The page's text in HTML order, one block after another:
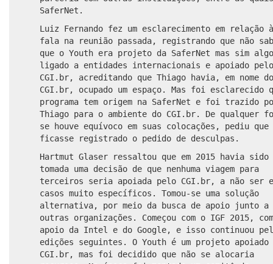
SaferNet.
Luiz Fernando fez um esclarecimento em relação
fala na reunião passada, registrando que não
que o Youth era projeto da SaferNet mas sim algo
ligado a entidades internacionais e apoiado pelo
CGI.br, acreditando que Thiago havia, em nome do
CGI.br, ocupado um espaço. Mas foi esclarecido
programa tem origem na SaferNet e foi trazido
Thiago para o ambiente do CGI.br. De qualquer
se houve equívoco em suas colocações, pediu que
ficasse registrado o pedido de desculpas.
Hartmut Glaser ressaltou que em 2015 havia sido
tomada uma decisão de que nenhuma viagem para
terceiros seria apoiada pelo CGI.br, a não ser
casos muito específicos. Tomou-se uma solução
alternativa, por meio da busca de apoio junto a
outras organizações. Começou com o IGF 2015, com
apoio da Intel e do Google, e isso continuou
edições seguintes. O Youth é um projeto apoiado
CGI.br, mas foi decidido que não se alocaria